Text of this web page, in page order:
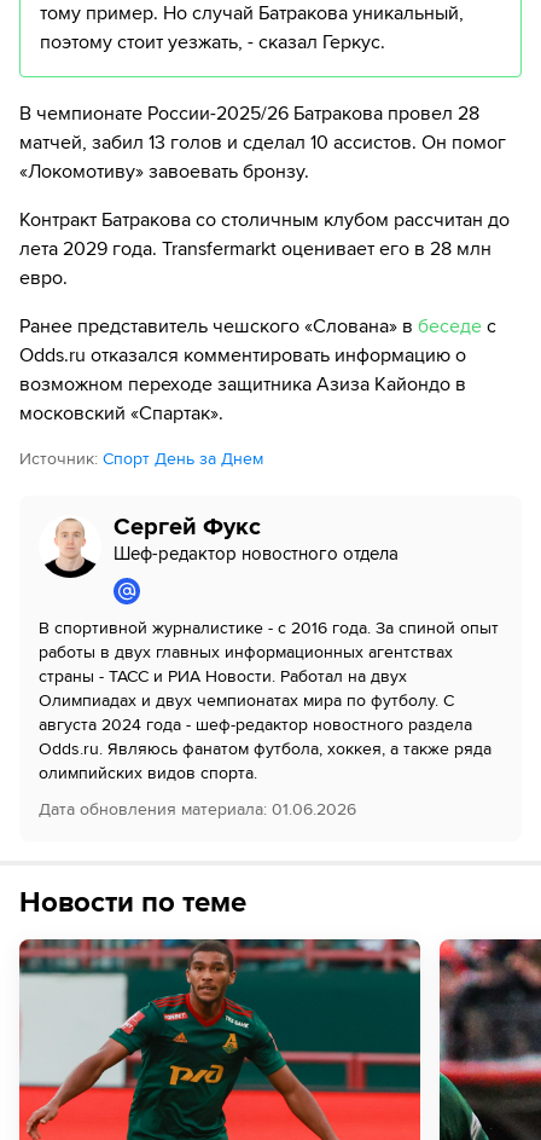
тому пример. Но случай Батракова уникальный,
поэтому стоит уезжать, - сказал Геркус.
В чемпионате России-2025/26 Батракова провел 28
матчей, забил 13 голов и сделал 10 ассистов. Он помог
«Локомотиву» завоевать бронзу.
Контракт Батракова со столичным клубом рассчитан до
лета 2029 года. Transfermarkt оценивает его в 28 млн
евро.
Ранее представитель чешского «Слована» в беседе с
Odds.ru отказался комментировать информацию о
возможном переходе защитника Азиза Кайондо в
московский «Спартак».
Источник: Спорт День за Днем
Сергей Фукс
Шеф-редактор новостного отдела
В спортивной журналистике - с 2016 года. За спиной опыт
работы в двух главных информационных агентствах
страны - ТАСС и РИА Новости. Работал на двух
Олимпиадах и двух чемпионатах мира по футболу. С
августа 2024 года - шеф-редактор новостного раздела
Odds.ru. Являюсь фанатом футбола, хоккея, а также ряда
олимпийских видов спорта.
Дата обновления материала: 01.06.2026
Новости по теме